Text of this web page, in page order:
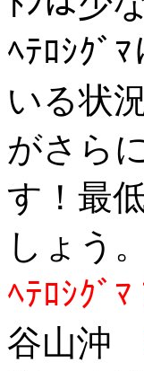
ﾍﾃﾛｼｸﾞ
いる状
がさら
す！最
しょう。
ﾍﾃﾛｼｸﾞ
谷山沖